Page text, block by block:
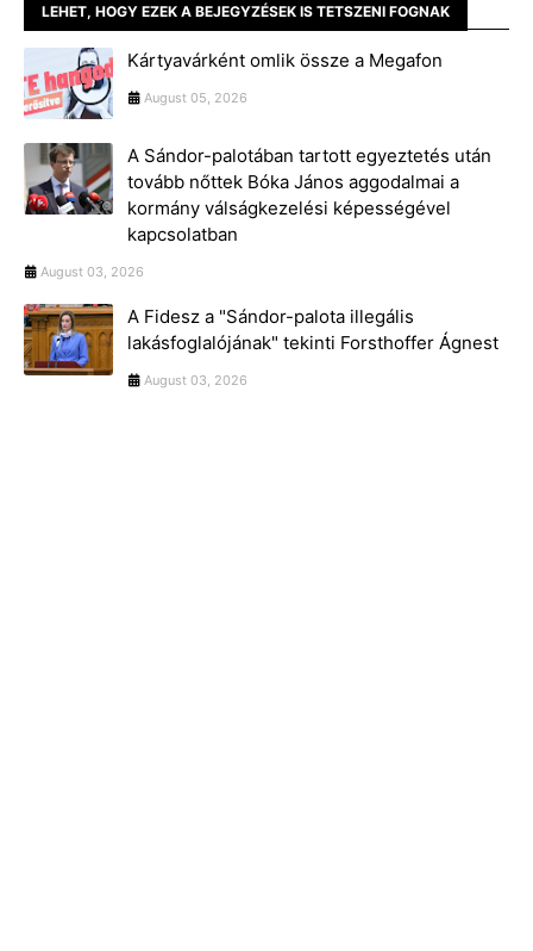
LEHET, HOGY EZEK A BEJEGYZÉSEK IS TETSZENI FOGNAK
Kártyavárként omlik össze a Megafon
August 05, 2026
A Sándor-palotában tartott egyeztetés után
tovább nőttek Bóka János aggodalmai a
kormány válságkezelési képességével
kapcsolatban
August 03, 2026
A Fidesz a "Sándor-palota illegális
lakásfoglalójának" tekinti Forsthoffer Ágnest
August 03, 2026